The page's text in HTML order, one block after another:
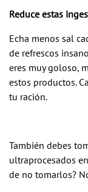
Reduce estas
Echa menos sal
de refrescos
eres muy goloso,
estos productos.
tu ración.
También debes
ultraprocesados
de no tomarlos?